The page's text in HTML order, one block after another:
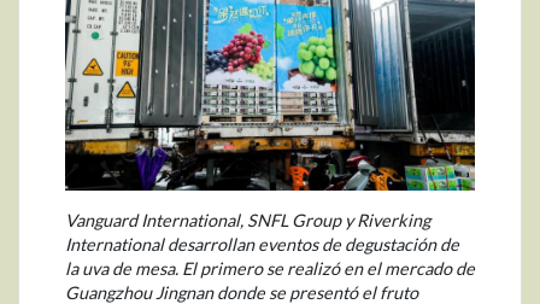
Vanguard International, SNFL Group y Riverking
International desarrollan eventos de degustación de
la uva de mesa. El primero se realizó en el mercado de
Guangzhou Jingnan donde se presentó el fruto